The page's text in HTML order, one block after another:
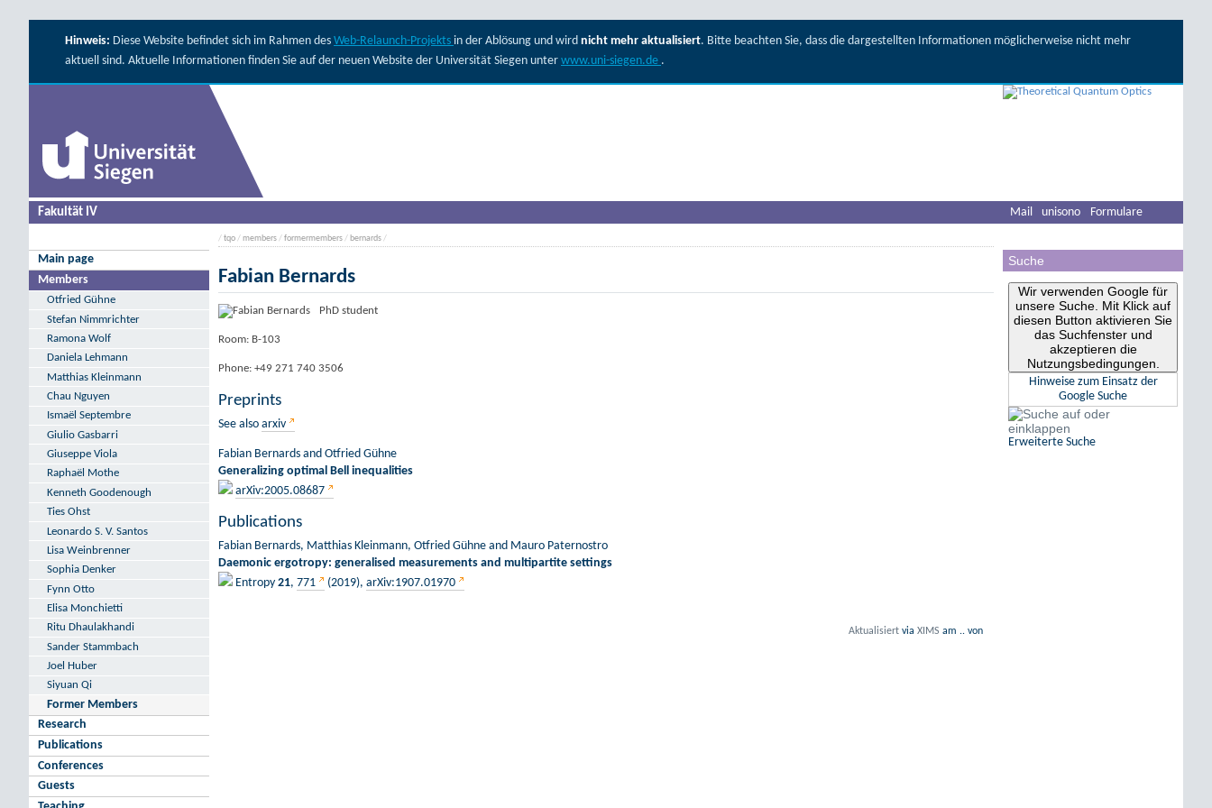
Hinweis: Diese Website befindet sich im Rahmen des Web-Relaunch-Projekts in der Ablösung und wird nicht mehr aktualisiert. Bitte beachten Sie, dass die dargestellten Informationen möglicherweise nicht mehr
aktuell sind. Aktuelle Informationen finden Sie auf der neuen Website der Universität Siegen unter www.uni-siegen.de .
Fakultät IV
Main page
Members
Otfried Gühne
Stefan Nimmrichter
Ramona Wolf
Daniela Lehmann
Matthias Kleinmann
Chau Nguyen
Ismaël Septembre
Giulio Gasbarri
Giuseppe Viola
Raphaël Mothe
Kenneth Goodenough
Ties Ohst
Leonardo S. V. Santos
Lisa Weinbrenner
Sophia Denker
Fynn Otto
Elisa Monchietti
Ritu Dhaulakhandi
Sander Stammbach
Joel Huber
Siyuan Qi
Former Members
Research
Publications
Conferences
Guests
Mail unisono Formulare
Suche
Wir verwenden Google für
unsere Suche. Mit Klick auf
diesen Button aktivieren Sie
das Suchfenster und
akzeptieren die
Nutzungsbedingungen.
Hinweise zum Einsatz der
Google Suche
Erweiterte Suche
/tqo/members/formermembers/ bernards/
Fabian Bernards
PhD student
Room: B-103
Phone: +49 271 740 3506
Preprints
See also arxiv
Fabian Bernards and Otfried Gühne
Generalizing optimal Bell inequalities
arXiv:2005.08687
Publications
Fabian Bernards, Matthias Kleinmann, Otfried Gühne and Mauro Paternostro
Daemonic ergotropy: generalised measurements and multipartite settings
Entropy 21, 771 (2019), arXiv:1907.01970
Aktualisiert viaXIMS am.. von